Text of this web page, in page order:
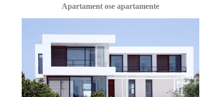
Apartament ose apartamente